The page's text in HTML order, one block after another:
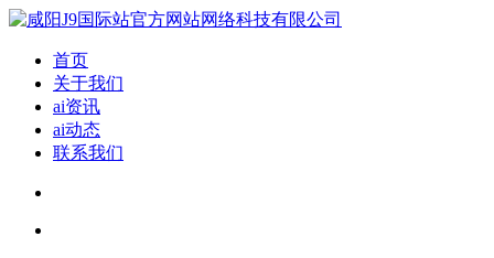
首页
关于我们
ai资讯
ai动态
联系我们